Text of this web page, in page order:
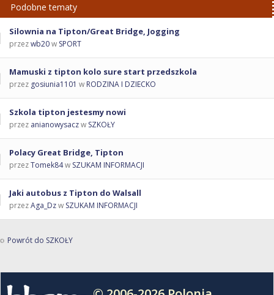
Podobne tematy
Silownia na Tipton/Great Bridge, Jogging
przezwb20w SPORT
Mamuski z tipton kolo sure start przedszkola
przez gosiunia1101 w RODZINA I DZIECKO
Szkola tipton jestesmy nowi
przez anianowysaczw SZKOŁY
Polacy Great Bridge, Tipton
przezTomek84w SZUKAM INFORMACJI
Jaki autobus z Tipton do Walsall
przezAga_Dzw SZUKAM INFORMACJI
Powrót do SZKOŁY